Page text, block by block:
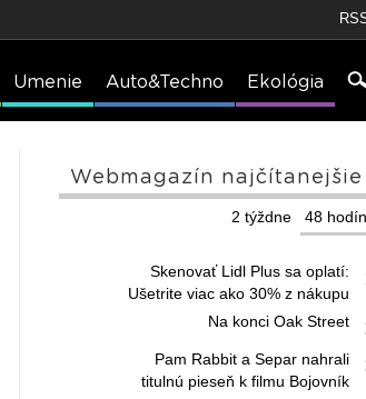
Umenie Auto&Techno Ekológia
Webmagazín najčítanejšie
48 hodín
2 týždne
Skenovať Lidl Plus sa oplatí:
Ušetrite viac ako 30% z nákupu
Na konci Oak Street
Pam Rabbit a Separ nahrali
titulnú pieseň k filmu Bojovník